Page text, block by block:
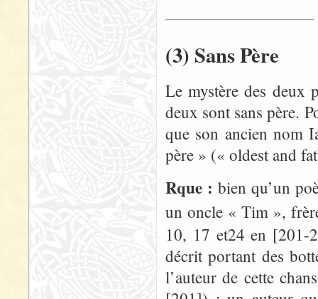
(3) Sans Père
Le mystère des deux
deux sont sans père.
que son ancien nom
père » (« oldest and
Rque : bien qu’un
un oncle « Tim »,
10, 17 et24 en [201-
décrit portant des
l’auteur de cette